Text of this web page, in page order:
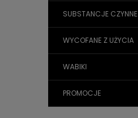
SUBSTANCJE CZYNNE
WYCOFANE Z UŻYCIA
WABIKI
PROMOCJE